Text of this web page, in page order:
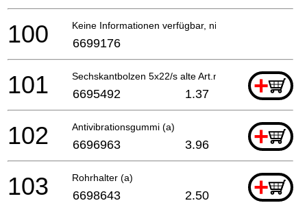
Keine Informationen verfügbar, nicht bestellbar
100 6699176
Sechskantbolzen 5x22/s alte Art.nr. 994-61050-224
+
101 6695492 1.37
Antivibrationsgummi (a) +
102 6696963 3.96
Rohrhalter (a) +
103 6698643 2.50